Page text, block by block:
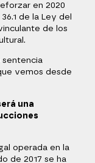
en 2020
de la Ley del
de los
sentencia
vemos desde
una
operada en la
de 2017 se ha